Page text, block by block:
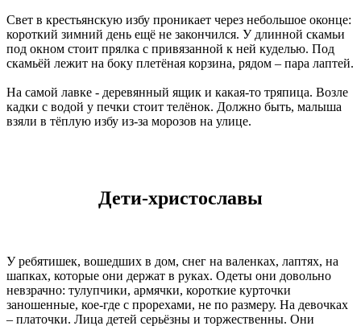
Свет в крестьянскую избу проникает через небольшое оконце:
короткий зимний день ещё не закончился. У длинной скамьи
под окном стоит прялка с привязанной к ней куделью. Под
скамьёй лежит на боку плетёная корзина, рядом – пара лаптей.
На самой лавке - деревянный ящик и какая-то тряпица. Возле
кадки с водой у печки стоит телёнок. Должно быть, малыша
взяли в тёплую избу из-за морозов на улице.
Дети-христославы
У ребятишек, вошедших в дом, снег на валенках, лаптях, на
шапках, которые они держат в руках. Одеты они довольно
невзрачно: тулупчики, армячки, короткие курточки
заношенные, кое-где с прорехами, не по размеру. На девочках
– платочки. Лица детей серьёзны и торжественны. Они